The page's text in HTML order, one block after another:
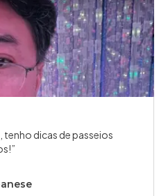
tenho dicas de passeios